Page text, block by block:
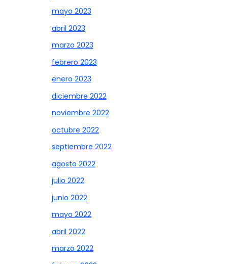
mayo 2023
abril 2023
marzo 2023
febrero 2023
enero 2023
diciembre 2022
noviembre 2022
octubre 2022
septiembre 2022
agosto 2022
julio 2022
junio 2022
mayo 2022
abril 2022
marzo 2022